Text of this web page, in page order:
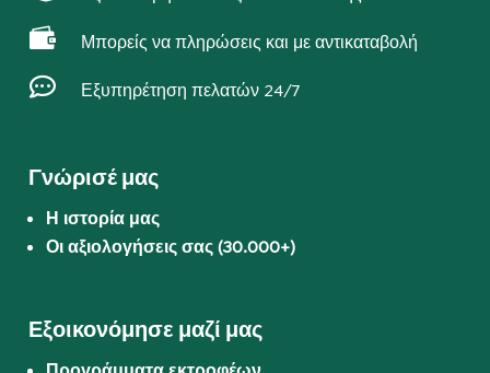
 Μπορείς να πληρώσεις και με αντικαταβολή
 Εξυπηρέτηση πελατών 24/7
Γνώρισέ μας
Η ιστορία μας
Οι αξιολογήσεις σας (30.000+)
Εξοικονόμησε μαζί μας